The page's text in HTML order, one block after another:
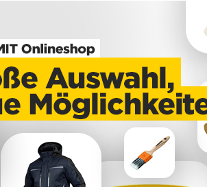
PVC-Kunststoff und ist nur in trockener
Empfehlungen dienen der Unterstützung
unsere Produkte grundsätzlich auf ihre Eignung
in eigener Verantwortung zu